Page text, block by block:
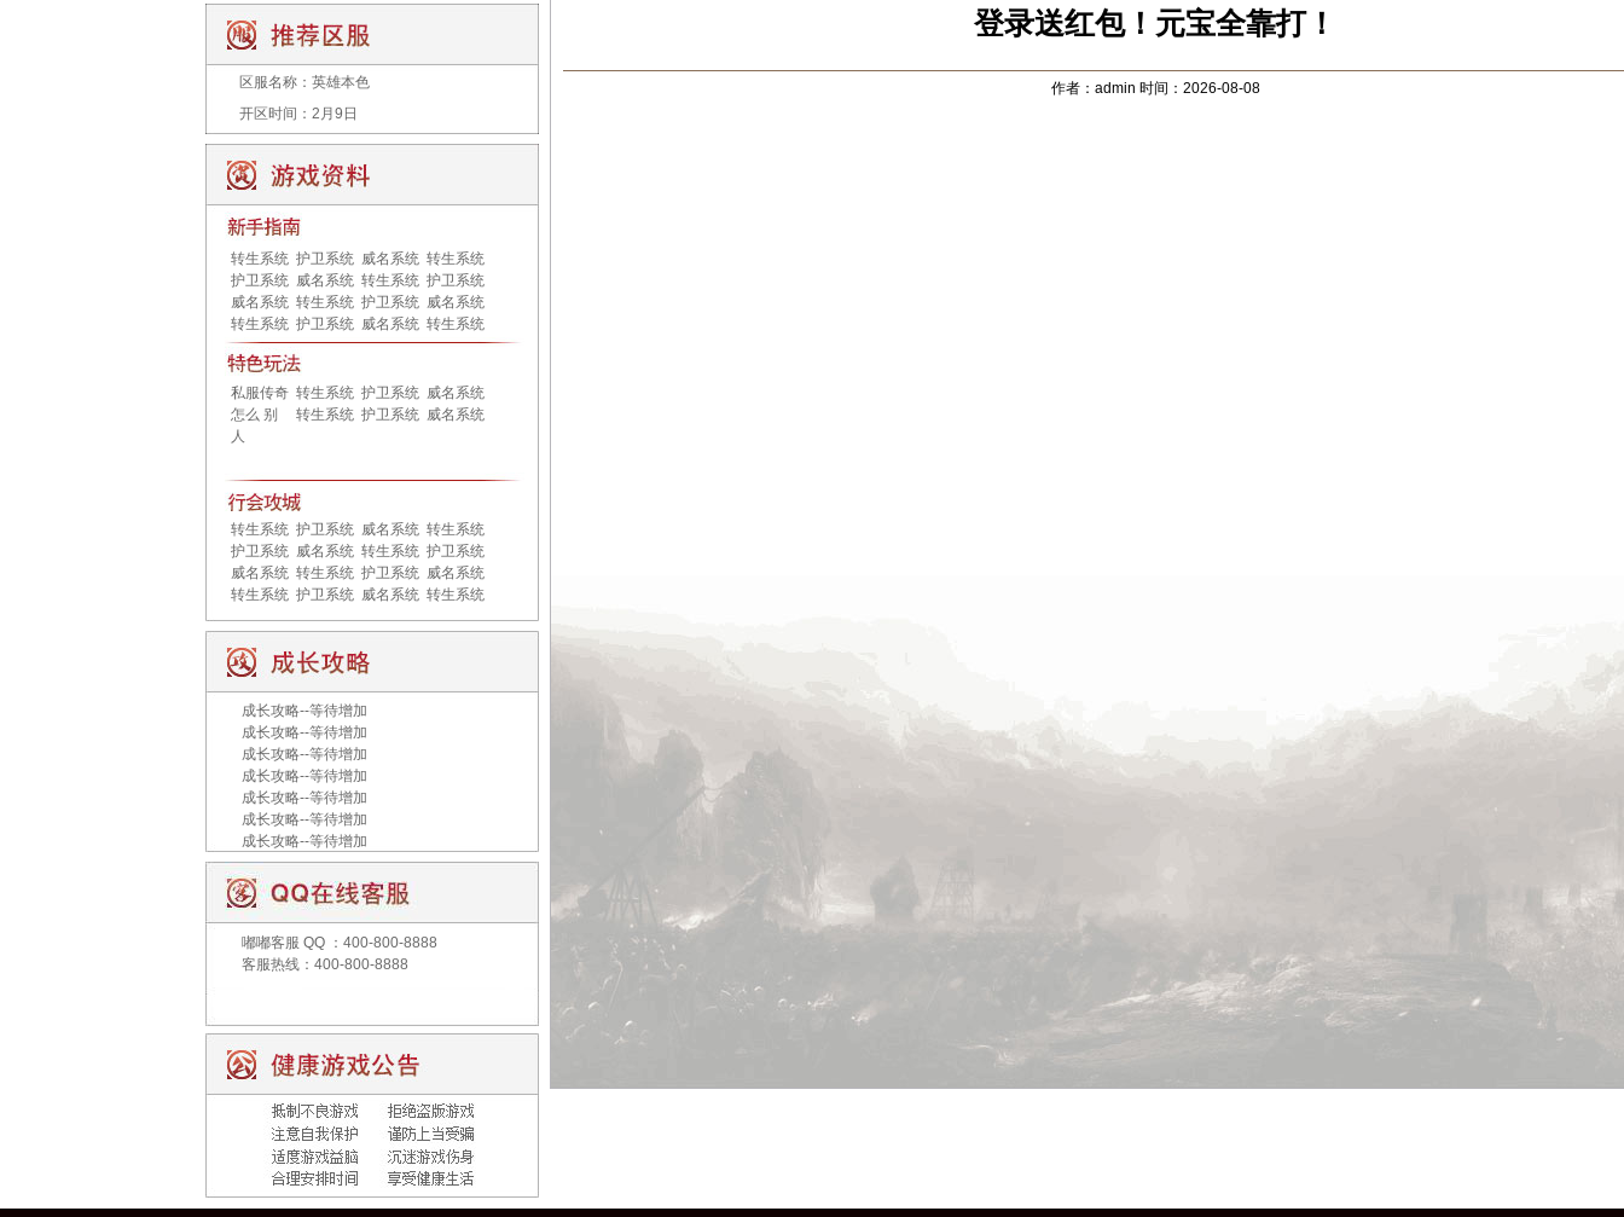
区服名称： 英雄本色
开区时间： 2月9日
转生系统 护卫系统 威名系统 转生系统
护卫系统 威名系统 转生系统 护卫系统
威名系统 转生系统 护卫系统 威名系统
转生系统 护卫系统 威名系统 转生系统
私服传奇
怎么 别
人
转生系统 护卫系统 威名系统
转生系统 护卫系统 威名系统
转生系统 护卫系统 威名系统 转生系统
护卫系统 威名系统 转生系统 护卫系统
威名系统 转生系统 护卫系统 威名系统
转生系统 护卫系统 威名系统 转生系统
成长攻略--等待增加
成长攻略--等待增加
成长攻略--等待增加
成长攻略--等待增加
成长攻略--等待增加
成长攻略--等待增加
成长攻略--等待增加
嘟嘟客服 QQ ：400-800-8888
客服热线：400-800-8888
登录送红包！元宝全靠打！
作者：admin 时间：2026-08-08